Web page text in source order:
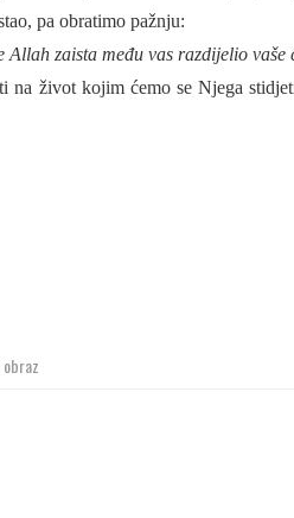
pa obratimo pažnju:
Allah zaista među vas razdijelio
život kojim ćemo se Njega